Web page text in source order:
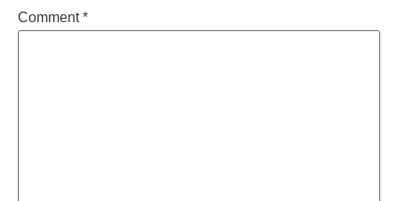
Comment*